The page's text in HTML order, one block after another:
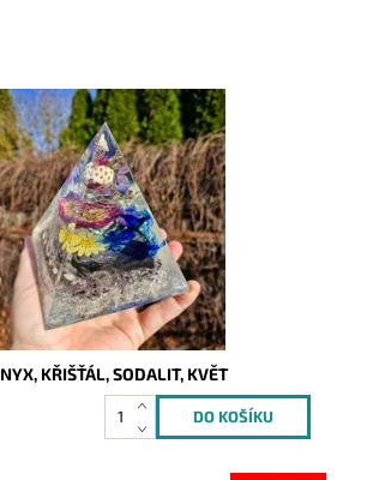
Skladem
10031
KŘIŠŤÁL, SODALIT, KVĚT